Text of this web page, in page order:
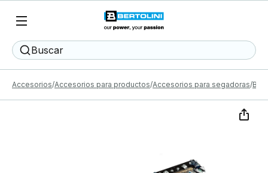
Buscar
Accesorios Accesorios para productos Accesorios para segadoras